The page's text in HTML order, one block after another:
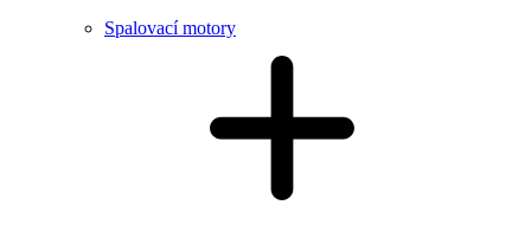
Spalovací motory